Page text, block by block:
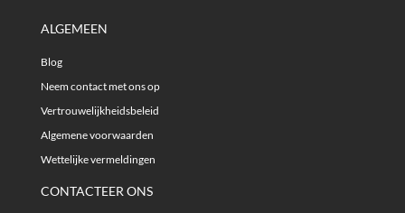
ALGEMEEN
Blog
Neem contact met ons op
Vertrouwelijkheidsbeleid
Algemene voorwaarden
Wettelijke vermeldingen
CONTACTEER ONS